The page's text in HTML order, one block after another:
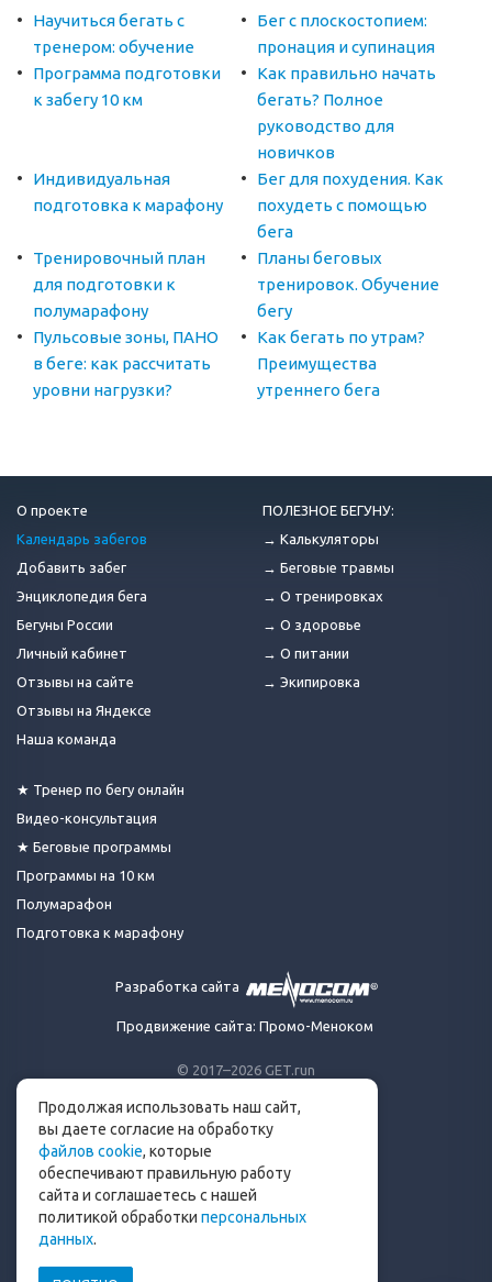
Научиться бегать с
тренером: обучение
Бег с плоскостопием:
пронация и супинация
Программа подготовки
к забегу 10 км
Как правильно начать
бегать? Полное
руководство для
новичков
Индивидуальная
подготовка к марафону
Бег для похудения. Как
похудеть с помощью
бега
Тренировочный план
для подготовки к
полумарафону
Планы беговых
тренировок. Обучение
бегу
Пульсовые зоны, ПАНО
в беге: как рассчитать
уровни нагрузки?
Как бегать по утрам?
Преимущества
утреннего бега
© 2017–2026 GET.run
Сделано с ❤ бегунами
для бегунов
Телеграм-канал Get.run
Беговой чат в Телеграм
info@get.run
О проекте
Календарь забегов
Добавить забег
Энциклопедия бега
Бегуны России
Личный кабинет
Отзывы на сайте
Отзывы на Яндексе
Наша команда
★ Тренер по бегу онлайн
Видео-консультация
★ Беговые программы
Программы на 10 км
Полумарафон
Подготовка к марафону
ПОЛЕЗНОЕ БЕГУНУ:
→ Калькуляторы
→ Беговые травмы
→ О тренировках
→ О здоровье
→ О питании
→ Экипировка
Разработка сайта
Продвижение сайта: Промо-Меноком
Продолжая использовать наш сайт,
вы даете согласие на обработку
файлов cookie, которые
обеспечивают правильную работу
сайта и соглашаетесь с нашей
политикой обработки персональных
данных.